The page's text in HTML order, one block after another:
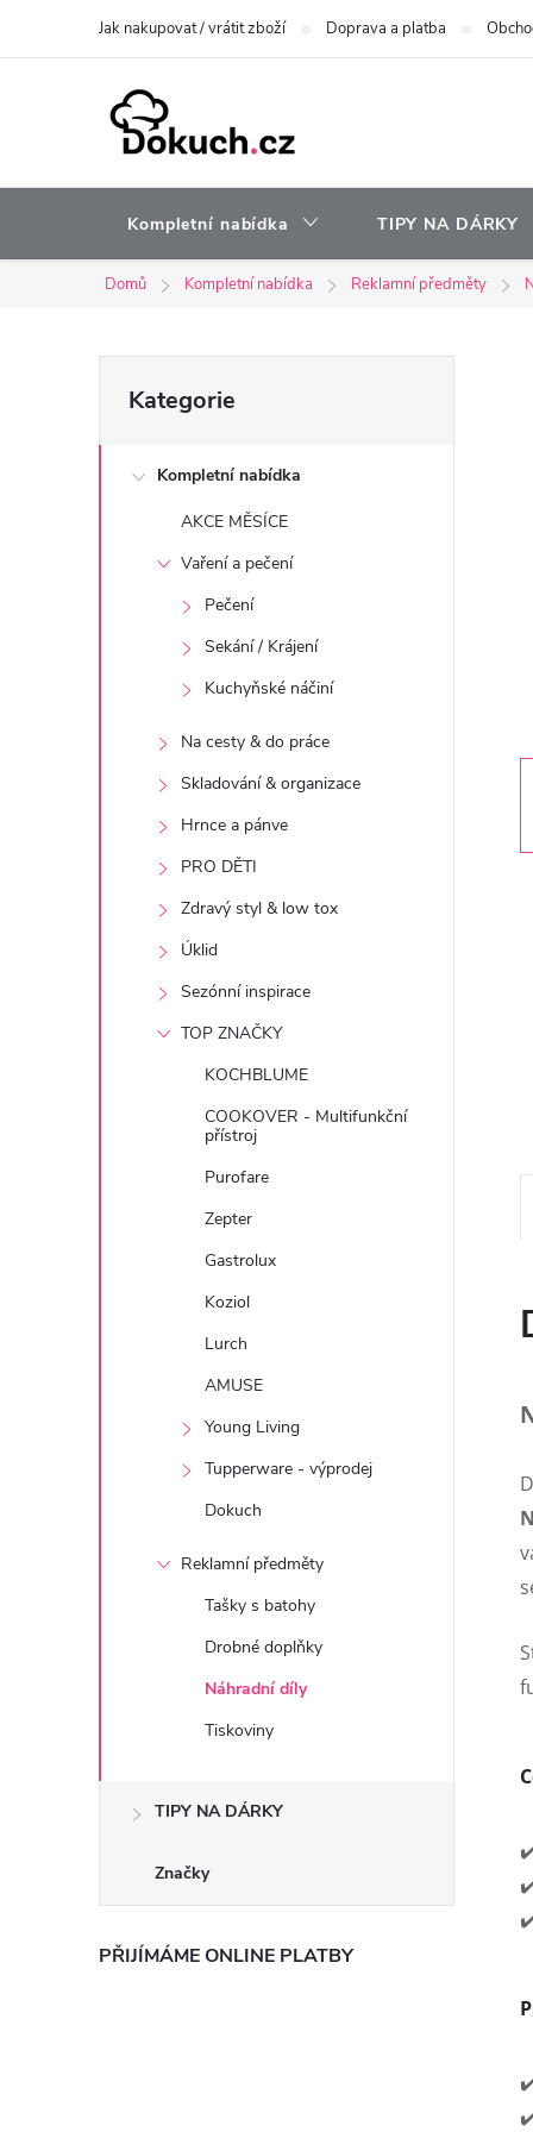
Jak nakupovat / vrátit zboží Doprava a platba
Kompletní nabídka TIPY NA DÁRKY
Domů Kompletní nabídka Reklamní předměty
o
kategorie
Kategorie
Kompletní nabídka
AKCE MĚSÍCE
Vaření a pečení
Pečení
Sekání / Krájení
Kuchyňské náčiní
Na cesty & do práce
Skladování & organizace
Hrnce a pánve
PRO DĚTI
Zdravý styl & low tox
Úklid
Sezónní inspirace
TOP ZNAČKY
KOCHBLUME
COOKOVER - Multifunkční
přístroj
Purofare
Zepter
Gastrolux
Koziol
Lurch
AMUSE
Young Living
Tupperware - výprodej
Dokuch
Reklamní předměty
Tašky s batohy
Drobné doplňky
Náhradní díly
Tiskoviny
TIPY NA DÁRKY
Značky
PŘIJÍMÁME ONLINE PLATBY